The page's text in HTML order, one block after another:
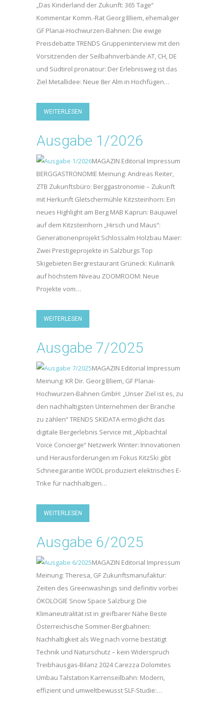
„Das Kinderland der Zukunft: 365 Tage“
Kommentar Komm.-Rat Georg Bliem, ehemaliger
GF Planai-Hochwurzen-Bahnen: Die ewige
Preisdebatte TRENDS Gruppeninterview mit den
Vorsitzenden der Seilbahnverbände AT, CH, DE
und Südtirol pronatour: Der Erlebnisweg ist das
Ziel Metallidee: Neue 8er Alm in Hochfügen…
WEITERLESEN
Ausgabe 1/2026
MAGAZIN Editorial Impressum
BERGGASTRONOMIE Meinung: Andreas Reiter,
ZTB Zukunftsbüro: Berggastronomie – Zukunft
mit Herkunft Gletschermühle Kitzsteinhorn: Ein
neues Highlight am Berg MAB Kaprun: Baujuwel
auf dem Kitzsteinhorn „Hirsch und Maus“:
Generationenprojekt Schlossalm Holzbau Maier:
Zwei Prestigeprojekte in Salzburgs Top
Skigebieten Bergrestaurant Grüneck: Kulinarik
auf höchstem Niveau ZOOMROOM: Neue
Projekte vom…
WEITERLESEN
Ausgabe 7/2025
MAGAZIN Editorial Impressum
Meinung: KR Dir. Georg Bliem, GF Planai-
Hochwurzen-Bahnen GmbH: „Unser Ziel ist es, zu
den nachhaltigsten Unternehmen der Branche
zu zählen“ TRENDS SKIDATA ermöglicht das
digitale Bergerlebnis Service mit „Alpbachtal
Voice Concierge“ Netzwerk Winter: Innovationen
und Herausforderungen im Fokus KitzSki gibt
Schneegarantie WODL produziert elektrisches E-
Trike für nachhaltigen…
WEITERLESEN
Ausgabe 6/2025
MAGAZIN Editorial Impressum
Meinung: Theresa, GF Zukunftsmanufaktur:
Zeiten des Greenwashings sind definitiv vorbei
ÖKOLOGIE Snow Space Salzburg: Die
Klimaneutralität ist in greifbarer Nähe Beste
Österreichische Sommer-Bergbahnen:
Nachhaltigkeit als Weg nach vorne bestätigt
Technik und Naturschutz – kein Widerspruch
Treibhausgas-Bilanz 2024 Carezza Dolomites
Umbau Talstation Karrenseilbahn: Modern,
effizient und umweltbewusst SLF-Studie:…